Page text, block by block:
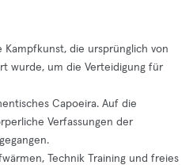
Kampfkunst, die ursprünglich von
wurde, um die Verteidigung für
Capoeira. Auf die
Verfassungen der
Technik Training und freies